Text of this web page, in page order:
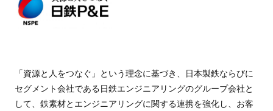
「資源と人をつなぐ」という理念に基づき、日本製鉄ならびに
セグメント会社である日鉄エンジニアリングのグループ会社と
して、鉄素材とエンジニアリングに関する連携を強化し、お客